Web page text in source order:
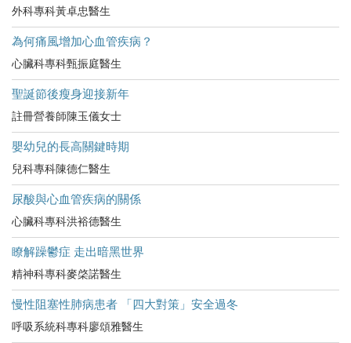
外科專科黃卓忠醫生
為何痛風增加心血管疾病？
心臟科專科甄振庭醫生
聖誕節後瘦身迎接新年
註冊營養師陳玉儀女士
嬰幼兒的長高關鍵時期
兒科專科陳德仁醫生
尿酸與心血管疾病的關係
心臟科專科洪裕德醫生
瞭解躁鬱症 走出暗黑世界
精神科專科麥棨諾醫生
慢性阻塞性肺病患者 「四大對策」安全過冬
呼吸系統科專科廖頌雅醫生